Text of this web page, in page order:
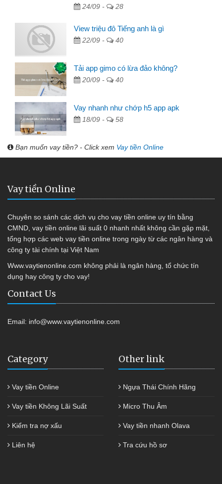
24/09 - 28
View triệu đô Tiếng anh là gì
22/09 - 40
Tải app gimo có lừa đảo không?
20/09 - 40
Vay nhanh như chớp h5 app apk
18/09 - 58
Bạn muốn vay tiền? - Click xem Vay tiền Online
Vay tiền Online
Chuyên so sánh các dịch vụ cho vay tiền online uy tín bằng
CMND, vay tiền online lãi suất 0 nhanh nhất không cần gặp mặt,
tổng hợp các web vay tiền online trong ngày từ các ngân hàng và
công ty tài chính tại Việt Nam
Www.vaytienonline.com không phải là ngân hàng, tổ chức tín
dụng hay công ty cho vay!
Contact Us
Email: info@www.vaytienonline.com
Category
Vay tiền Online
Vay tiền Không Lãi Suất
Kiểm tra nợ xấu
Liên hệ
Other link
Ngựa Thái Chính Hãng
Micro Thu Âm
Vay tiền nhanh Olava
Tra cứu hồ sơ